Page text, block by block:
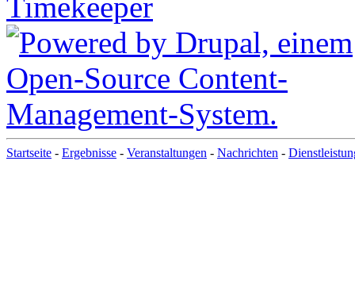
Startseite - Ergebnisse - Veranstaltungen - Nachrichten -